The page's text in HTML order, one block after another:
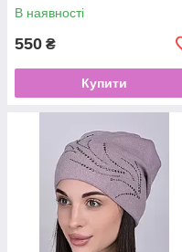
В наявності
550 ₴
Купити